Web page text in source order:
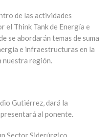
de las actividades
el Think Tank de Energía e
se abordarán temas de suma
e infraestructuras en la
nuestra región.
Gutiérrez, dará la
al ponente.
Sector Siderúrgico